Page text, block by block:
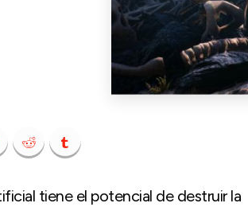
tiene el potencial de destruir la